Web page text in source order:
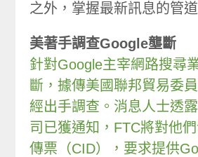
之外，掌握最新訊息的管道
美著手調查Google壟斷
針對Google主宰網路搜尋
斷，據傳美國聯邦貿易委
經出手調查。消息人士透
司已獲通知，FTC將對他
傳票（CID），要求提供